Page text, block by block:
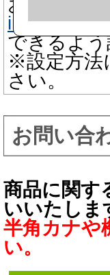
できるよ
※設定方法
さい。
お問い合
商品に関す
いいたしま
半角カナや
い。